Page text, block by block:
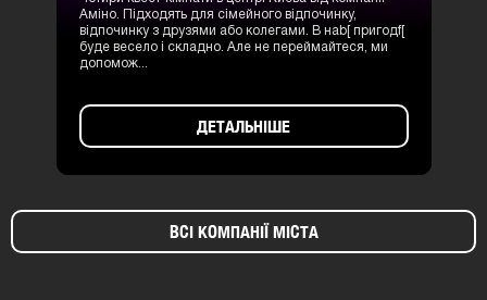
Аміно. Підходять для сімейного відпочинку,
відпочинку з друзями або колегами. В наb[ пригодf[
буде весело і складно. Але не переймайтеся, ми
допомож...
ДЕТАЛЬНІШЕ
ВСІ КОМПАНІЇ МІСТА